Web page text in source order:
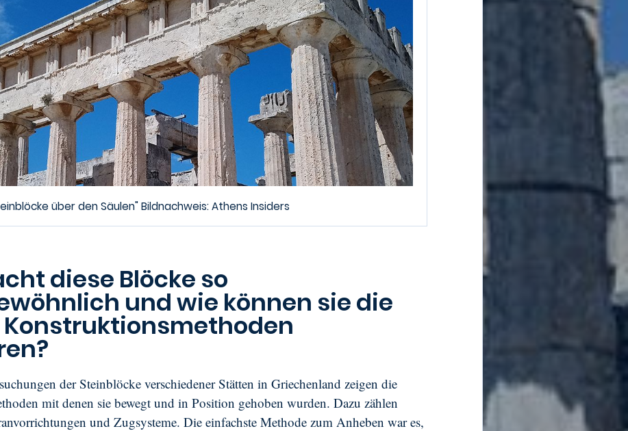
über den Säulen" Bildnachweis: Athens Insiders
diese Blöcke so
und wie können sie die
der Steinblöcke verschiedener Stätten in Griechenland zeigen die
mit denen sie bewegt und in Position gehoben wurden. Dazu zählen
und Zugsysteme. Die einfachste Methode zum Anheben war es,